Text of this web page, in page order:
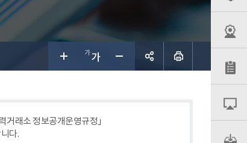
래소 정보공개운영규정」
다.
뉴